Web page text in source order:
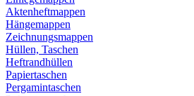
Aktenheftmappen
Hängemappen
Zeichnungsmappen
Hüllen, Taschen
Heftrandhüllen
Papiertaschen
Pergamintaschen